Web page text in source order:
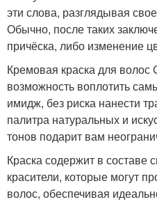
эти слова, разглядывая
Обычно, после таких
причёска, либо изменение
Кремовая краска для
возможность воплотить
имидж, без риска нанести
палитра натуральных и
тонов подарит вам
Краска содержит в составе
красители, которые могут
волос, обеспечивая